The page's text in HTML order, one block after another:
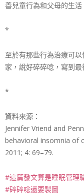
善兒童行為和父母的生活
*
至於有那些行為治療可
家，說好碎碎唸，寫到
*
資料來源：
Jennifer Vriend and
behavioral insomnia of
2011; 4: 69–79.
#這篇發文算是睡眠管理
#碎碎唸還要製圖